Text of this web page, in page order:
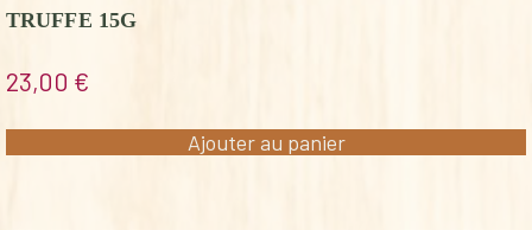
TRUFFE 15G
23,00 €
Ajouter au panier